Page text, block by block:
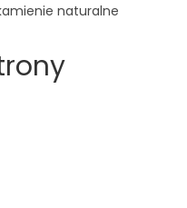
naturalne